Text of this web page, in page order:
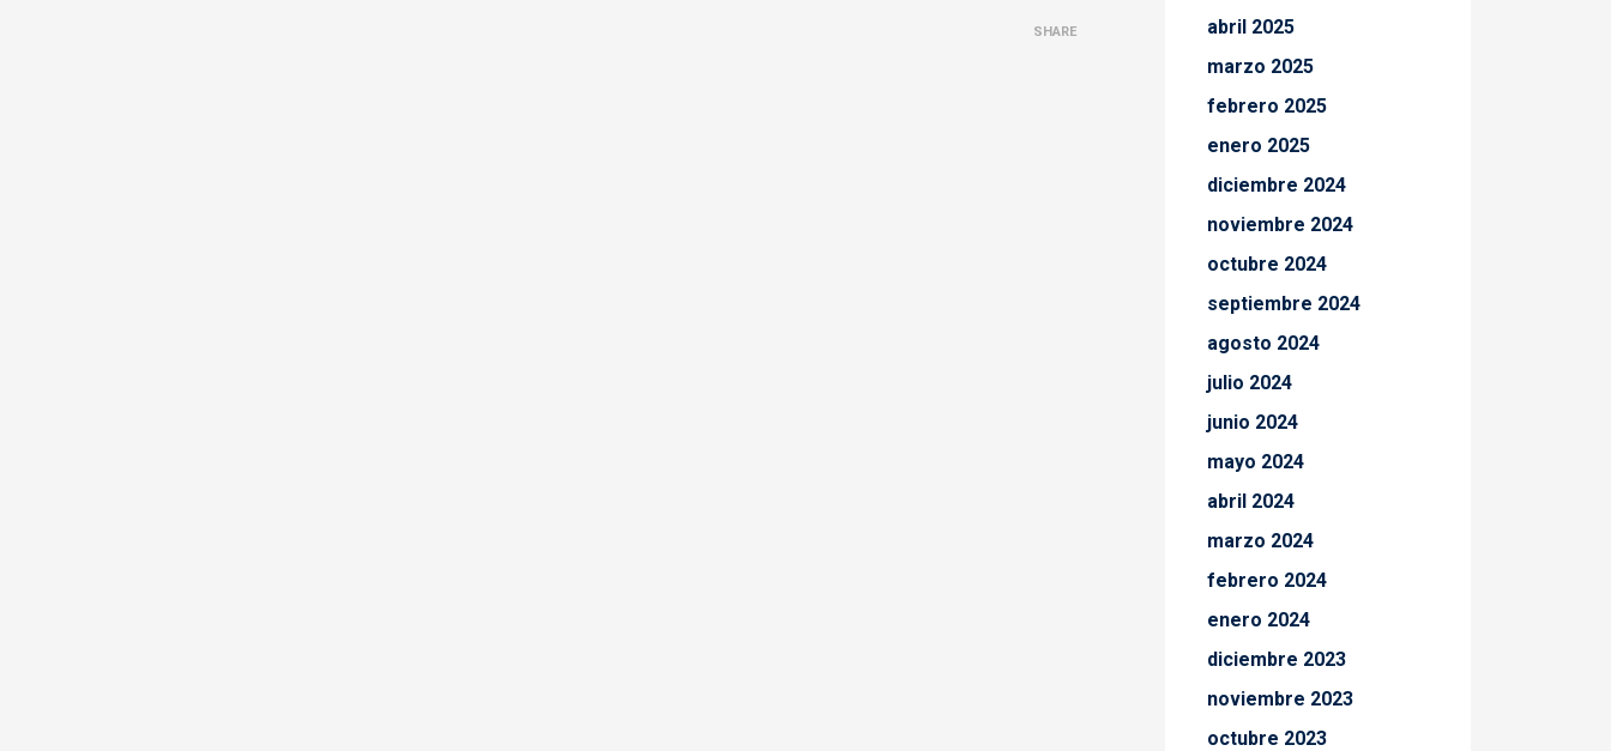
SHARE
abril 2025
marzo 2025
febrero 2025
enero 2025
diciembre 2024
noviembre 2024
octubre 2024
septiembre 2024
agosto 2024
julio 2024
junio 2024
mayo 2024
abril 2024
marzo 2024
febrero 2024
enero 2024
diciembre 2023
noviembre 2023
octubre 2023